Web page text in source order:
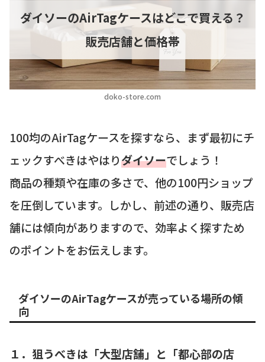
doko-store.com
ダイソーのAirTagケースはどこで買える？
販売店舗と価格帯
100均のAirTagケースを探すなら、まず最初にチ
ェックすべきはやはりダイソーでしょう！
商品の種類や在庫の多さで、他の100円ショップ
を圧倒しています。しかし、前述の通り、販売店
舗には傾向がありますので、効率よく探すため
のポイントをお伝えします。
ダイソーのAirTagケースが売っている場所の傾
向
１．狙うべきは「大型店舗」と「都心部の店